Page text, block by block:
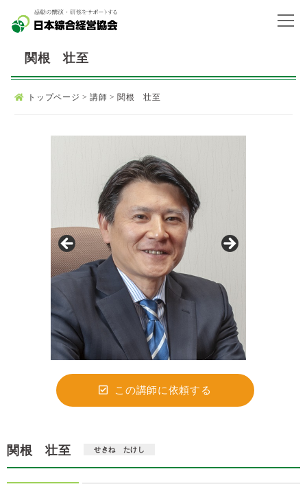
関根 壮至
トップページ >講師 > 関根 壮至
この講師に依頼する
関根 壮至 せきね たけし